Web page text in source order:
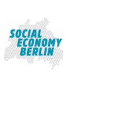
Inhalt
springen